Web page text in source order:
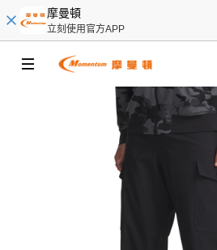
摩曼頓
立刻使用官方APP